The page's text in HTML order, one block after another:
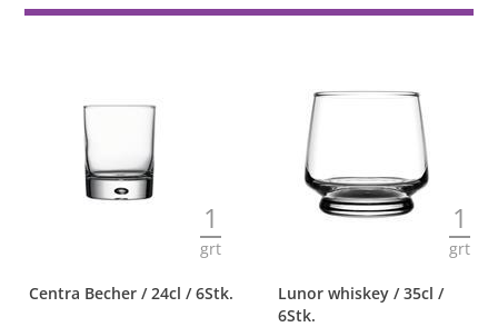
1
grt
Centra Becher / 24cl / 6Stk.
1
grt
Lunor whiskey / 35cl /
6Stk.